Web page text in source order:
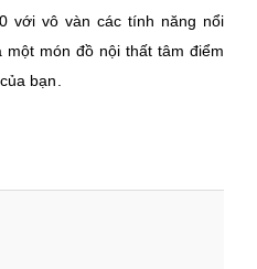
với vô vàn các tính năng nổi
món đồ nội thất tâm điểm
bạn.